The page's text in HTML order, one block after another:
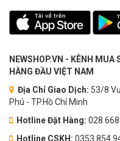
NEWSHOP.VN - KÊNH
HÀNG ĐẦU VIỆT NAM
Địa Chỉ Giao Dịch: 53/8
Phú - TP.Hồ Chí Minh
Hotline Đặt Hàng: 028
Hotline CSKH: